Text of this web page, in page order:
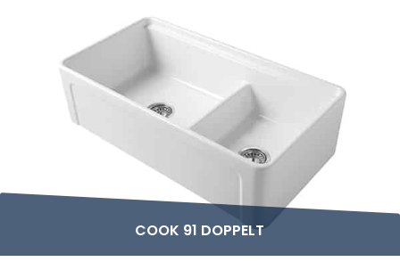
COOK 91 DOPPELT